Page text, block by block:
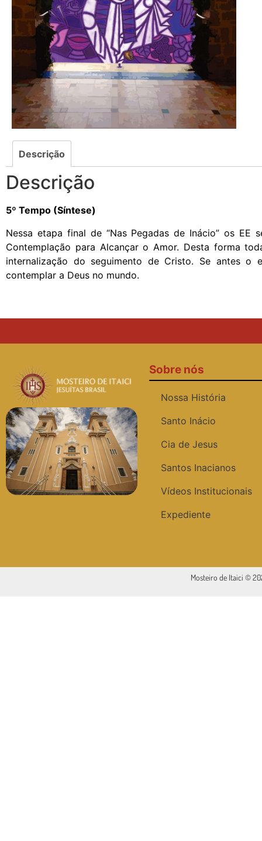
Descrição
Descrição
5º Tempo (Síntese)
Nessa etapa final de “Nas Pegadas de Inácio” os
Contemplação para Alcançar o Amor. Desta forma
internalização do seguimento de Cristo. Se antes o
contemplar a Deus no mundo.
Sobre nós
Nossa História
Santo Inácio
Cia de Jesus
Santos Inacianos
Vídeos Institucionais
Expediente
Mosteiro de Itaici ©